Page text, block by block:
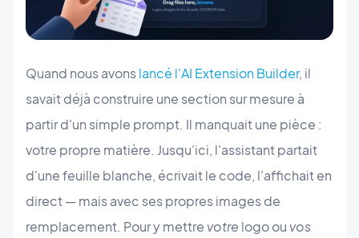
Quand nous avonslancé l'AI Extension Builder, il
savait déjà construire une section sur mesure à
partir d'un simple prompt. Il manquait une pièce :
votre propre matière. Jusqu'ici, l'assistant partait
d'une feuille blanche, écrivait le code, l'affichait en
direct — mais avec ses propres images de
remplacement. Pour y mettre votre logo ou vos